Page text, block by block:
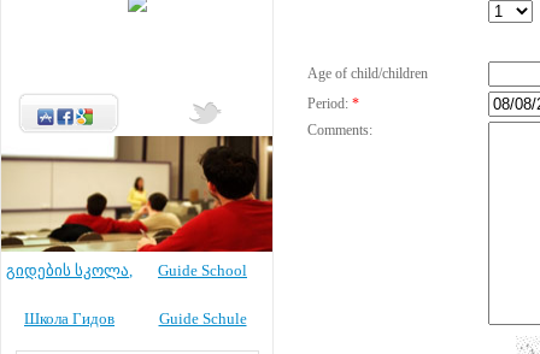
გიდების სკოლა, Guide School
Школа Гидов Guide Schule
Age of child/children
Period: *
Comments: